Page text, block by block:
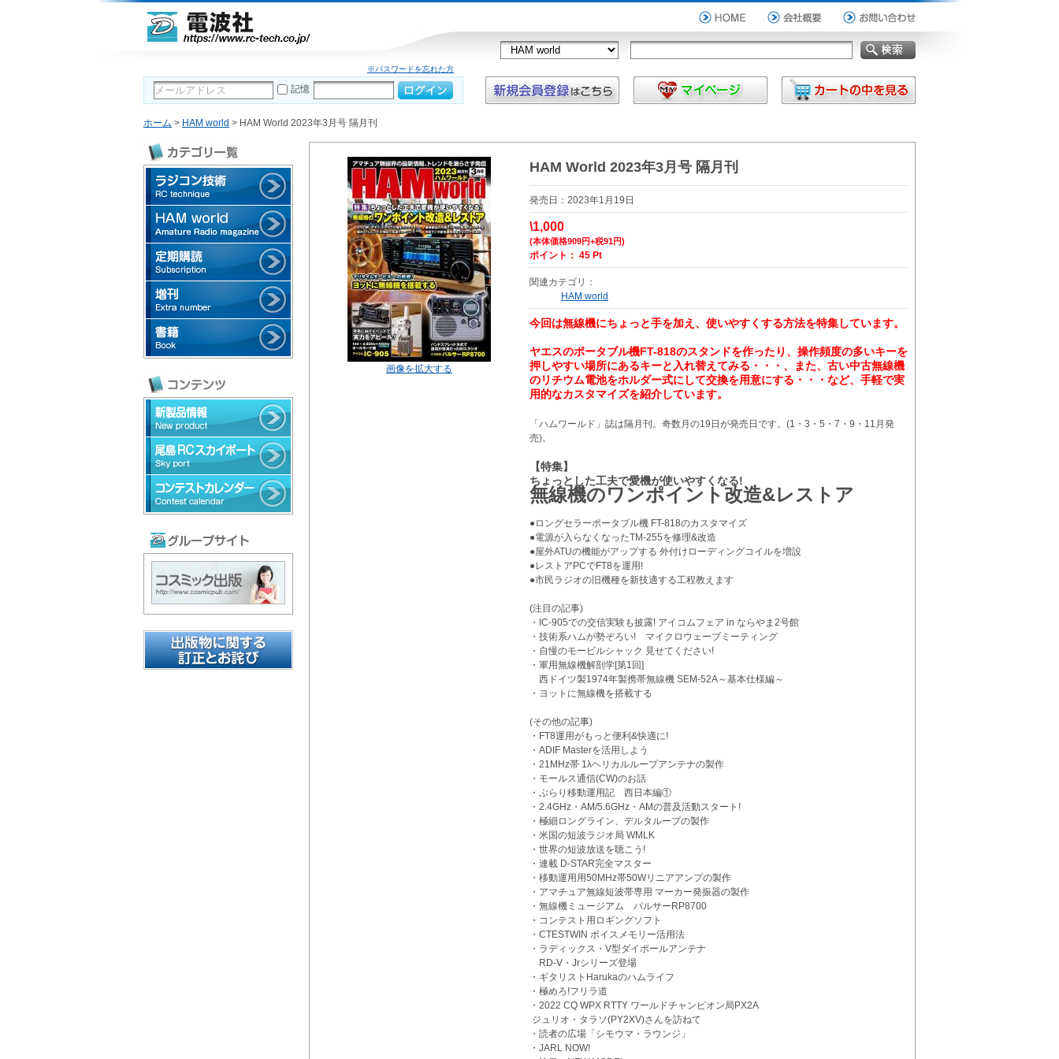
※パスワードを忘れた方
記憶
ホーム > HAM world > HAM World 2023年3月号 隔月刊
画像を拡大する
HAM World 2023年3月号 隔月刊
発売日：2023年1月19日
\1,000
(本体価格909円+税91円)
ポイント： 45 Pt
関連カテゴリ：
HAM world
今回は無線機にちょっと手を加え、使いやすくする方法を特集しています。
ヤエスのポータブル機FT-818のスタンドを作ったり、操作頻度の多いキーを
押しやすい場所にあるキーと入れ替えてみる・・・、また、古い中古無線機
のリチウム電池をホルダー式にして交換を用意にする・・・など、手軽で実
用的なカスタマイズを紹介しています。
「ハムワールド」誌は隔月刊。奇数月の19日が発売日です。(1・3・5・7・9・11月発
売)。
【特集】
ちょっとした工夫で愛機が使いやすくなる!
無線機のワンポイント改造&レストア
●ロングセラーポータブル機 FT-818のカスタマイズ
●電源が入らなくなったTM-255を修理&改造
●屋外ATUの機能がアップする 外付けローディングコイルを増設
●レストアPCでFT8を運用!
●市民ラジオの旧機種を新技適する工程教えます
(注目の記事)
・IC-905での交信実験も披露! アイコムフェア in ならやま2号館
・技術系ハムが勢ぞろい! マイクロウェーブミーティング
・自慢のモービルシャック 見せてください!
・軍用無線機解剖学[第1回]
西ドイツ製1974年製携帯無線機 SEM-52A～基本仕様編～
・ヨットに無線機を搭載する
(その他の記事)
・FT8運用がもっと便利&快適に!
・ADIF Masterを活用しよう
・21MHz帯 1λヘリカルループアンテナの製作
・モールス通信(CW)のお話
・ぶらり移動運用記 西日本編①
・2.4GHz・AM/5.6GHz・AMの普及活動スタート!
・極細ロングライン、デルタループの製作
・米国の短波ラジオ局 WMLK
・世界の短波放送を聴こう!
・連載 D-STAR完全マスター
・移動運用用50MHz帯50Wリニアアンプの製作
・アマチュア無線短波帯専用 マーカー発振器の製作
・無線機ミュージアム パルサーRP8700
・コンテスト用ロギングソフト
・CTESTWIN ボイスメモリー活用法
・ラディックス・V型ダイポールアンテナ
RD-V・Jrシリーズ登場
・ギタリストHarukaのハムライフ
・極めろ!フリラ道
・2022 CQ WPX RTTY ワールドチャンピオン局PX2A
ジュリオ・タラソ(PY2XV)さんを訪ねて
・読者の広場「シモウマ・ラウンジ」
・JARL NOW!